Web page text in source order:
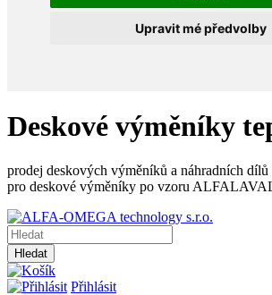
Upravit mé předvolby
Deskové výměníky
prodej deskových výměníků a náhradních dílů
pro deskové výměníky po vzoru
Hledat
Přihlásit